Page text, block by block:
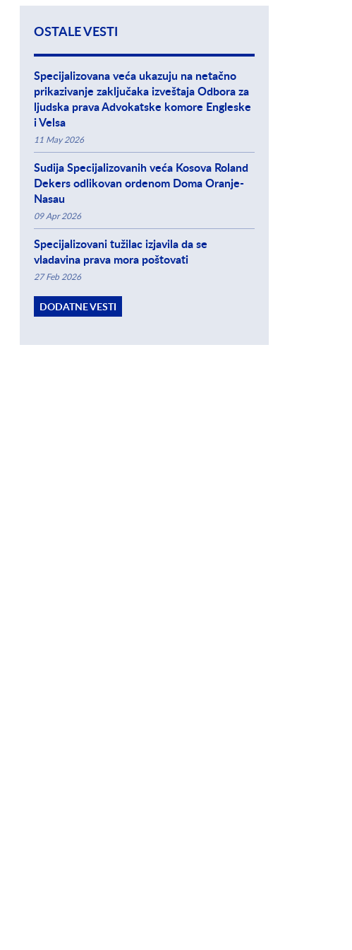
OSTALE VESTI
Specijalizovana veća ukazuju na netačno
prikazivanje zaključaka izveštaja Odbora za
ljudska prava Advokatske komore Engleske
i Velsa
11 May 2026
Sudija Specijalizovanih veća Kosova Roland
Dekers odlikovan ordenom Doma Oranje-
Nasau
09 Apr 2026
Specijalizovani tužilac izjavila da se
vladavina prava mora poštovati
27 Feb 2026
DODATNE VESTI